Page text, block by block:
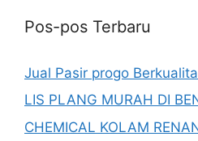
Pos-pos Terbaru
Jual Pasir progo
LIS PLANG MURAH DI
CHEMICAL KOLAM